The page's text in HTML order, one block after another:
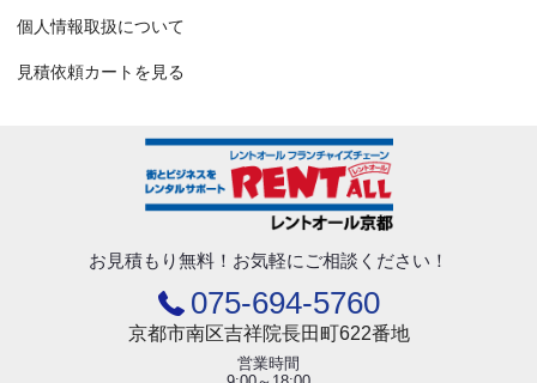
個人情報取扱について
見積依頼カートを見る
お見積もり無料！ お気軽にご相談ください！
075-694-5760
京都市南区吉祥院長田町622番地
営業時間